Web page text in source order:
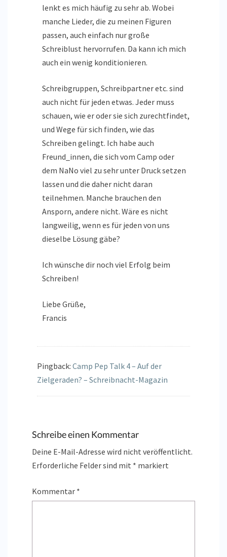
lenkt es mich häufig zu sehr ab. Wobei
manche Lieder, die zu meinen Figuren
passen, auch einfach nur große
Schreiblust hervorrufen. Da kann ich mich
auch ein wenig konditionieren.
Schreibgruppen, Schreibpartner etc. sind
auch nicht für jeden etwas. Jeder muss
schauen, wie er oder sie sich zurechtfindet,
und Wege für sich finden, wie das
Schreiben gelingt. Ich habe auch
Freund_innen, die sich vom Camp oder
dem NaNo viel zu sehr unter Druck setzen
lassen und die daher nicht daran
teilnehmen. Manche brauchen den
Ansporn, andere nicht. Wäre es nicht
langweilig, wenn es für jeden von uns
dieselbe Lösung gäbe?
Ich wünsche dir noch viel Erfolg beim
Schreiben!
Liebe Grüße,
Francis
Pingback: Camp Pep Talk 4 – Auf der
Zielgeraden? – Schreibnacht-Magazin
Schreibe einen Kommentar
Deine E-Mail-Adresse wird nicht veröffentlicht.
Erforderliche Felder sind mit * markiert
Kommentar *